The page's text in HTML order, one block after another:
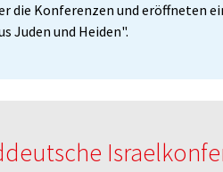
die Konferenzen und eröffneten
Juden und Heiden".